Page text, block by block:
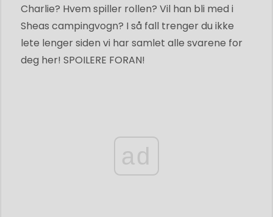
Charlie? Hvem spiller rollen? Vil han bli med i
Sheas campingvogn? I så fall trenger du ikke
lete lenger siden vi har samlet alle svarene for
deg her! SPOILERE FORAN!
ad